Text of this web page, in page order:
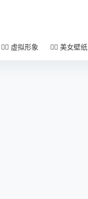
🧚‍♀️ 虚拟形象 🧜‍♀️ 美女壁纸